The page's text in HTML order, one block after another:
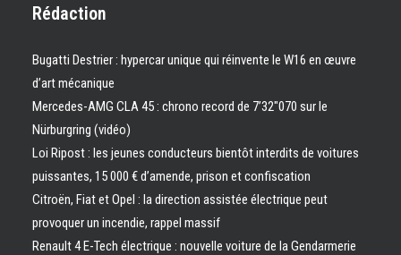
Rédaction
Bugatti Destrier : hypercar unique qui réinvente le W16 en œuvre
d’art mécanique
Mercedes-AMG CLA 45 : chrono record de 7’32″070 sur le
Nürburgring (vidéo)
Loi Ripost : les jeunes conducteurs bientôt interdits de voitures
puissantes, 15 000 € d’amende, prison et confiscation
Citroën, Fiat et Opel : la direction assistée électrique peut
provoquer un incendie, rappel massif
Renault 4 E-Tech électrique : nouvelle voiture de la Gendarmerie